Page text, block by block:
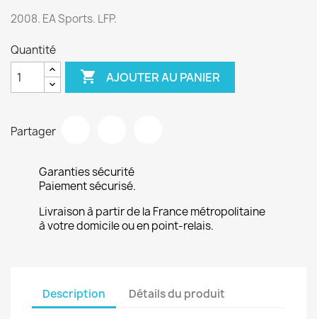
2008. EA Sports. LFP.
Quantité
 AJOUTER AU PANIER
Partager
Garanties sécurité
Paiement sécurisé.
Livraison à partir de la France métropolitaine
à votre domicile ou en point-relais.
Description Détails du produit